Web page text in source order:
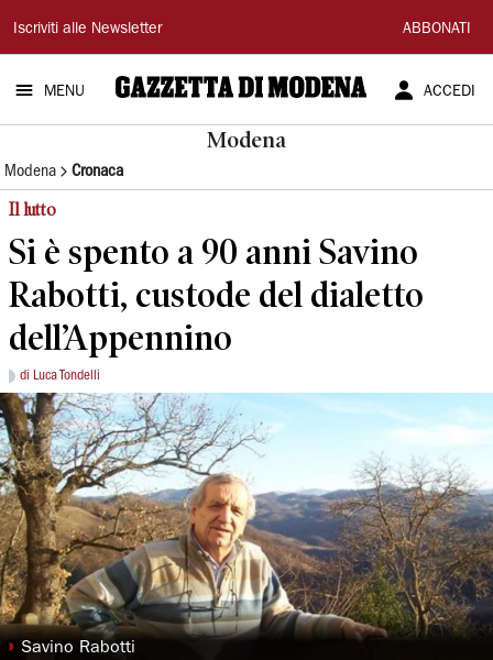
Gazzetta
di
Modena
Iscriviti alle Newsletter ABBONATI
MENU ACCEDI
Modena
Modena Cronaca
Il lutto
Si è spento a 90 anni Savino
Rabotti, custode del dialetto
dell’Appennino
di Luca Tondelli
◗ Savino Rabotti